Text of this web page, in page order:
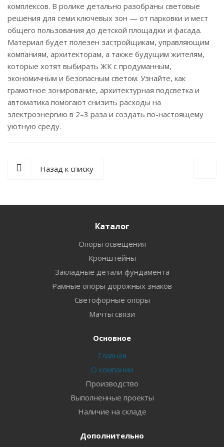
комплексов. В ролике детально разобраны световые
решения для семи ключевых зон — от парковки и мест
общего пользования до детской площадки и фасада.
Материал будет полезен застройщикам, управляющим
компаниям, архитекторам, а также будущим жителям,
которые хотят выбирать ЖК с продуманным,
экономичным и безопасным светом. Узнайте, как
грамотное зонирование, архитектурная подсветка и
автоматика помогают снизить расходы на
электроэнергию в 2–3 раза и создать по-настоящему
уютную среду.
Назад к списку
Каталог
Опоры освещения
Кронштейны
Закладные детали фундамента
Рамные опоры дорожных знаков
Светофорные опоры
Мачты связи
Основное
Главная
О компании
Производство
Выполненные проекты
Наличие на складе
Дополнительно